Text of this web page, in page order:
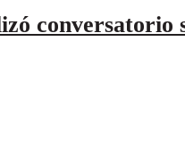
conversatorio